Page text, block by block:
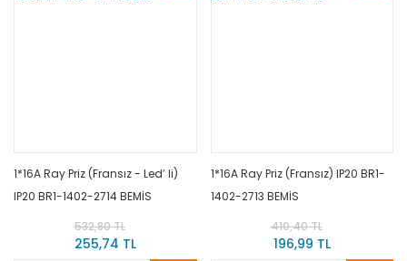
1*16A Ray Priz (Fransız - Led’ li)
IP20 BR1-1402-2714 BEMİS
532,80 TL
255,74 TL
1*16A Ray Priz (Fransız) IP20 BR1-
1402-2713 BEMİS
410,40 TL
196,99 TL